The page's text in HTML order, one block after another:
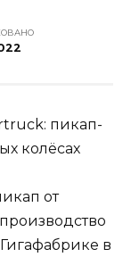
от
в